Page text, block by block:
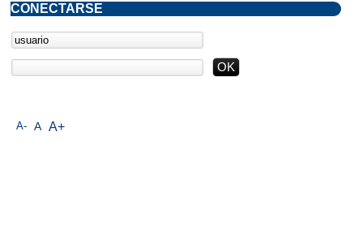
A- A A+
CONECTARSE